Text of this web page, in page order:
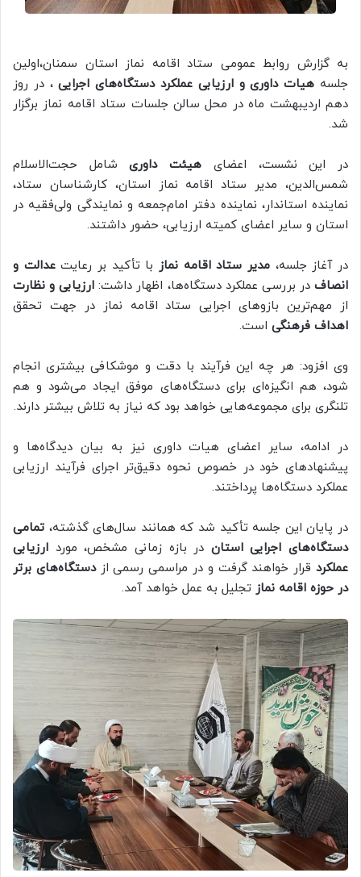
به گزارش روابط عمومی ستاد اقامه نماز استان سمنان،اولین
جلسه هیات داوری و ارزیابی عملکرد دستگاه‌های اجرایی، در روز
دهم اردیبهشت ماه در محل سالن جلسات ستاد اقامه نماز برگزار
شد.
در این نشست، اعضای هیئت داوریشامل حجت‌الاسلام
شمس‌الدین، مدیر ستاد اقامه نماز استان، کارشناسان ستاد،
نماینده استاندار، نماینده دفتر امام‌جمعه و نمایندگی ولی‌فقیه در
استان و سایر اعضای کمیته ارزیابی، حضور داشتند.
در آغاز جلسه، مدیر ستاد اقامه نمازبا تأکید بر رعایتعدالت و
انصافدر بررسی عملکرد دستگاه‌ها، اظهار داشت:ارزیابی و نظارت
از مهم‌ترین بازوهای اجرایی ستاد اقامه نماز در جهت تحقق
اهداف فرهنگی است.
وی افزود: هر چه این فرآیند با دقت و موشکافی بیشتری انجام
شود، هم انگیزه‌ای برای دستگاه‌های موفق ایجاد می‌شود و هم
تلنگری برای مجموعه‌هایی خواهد بود که نیاز به تلاش بیشتر دارند.
در ادامه، سایر اعضای هیات داوری نیز به بیان دیدگاه‌ها و
پیشنهادهای خود در خصوص نحوه دقیق‌تر اجرای فرآیند ارزیابی
عملکرد دستگاه‌ها پرداختند.
در پایان این جلسه تأکید شد که همانند سال‌های گذشته، تمامی
دستگاه‌های اجرایی استان در بازه زمانی مشخص، مورد ارزیابی
عملکردقرار خواهند گرفت و در مراسمی رسمی ازدستگاه‌های برتر
در حوزه اقامه نماز تجلیل به عمل خواهد آمد.